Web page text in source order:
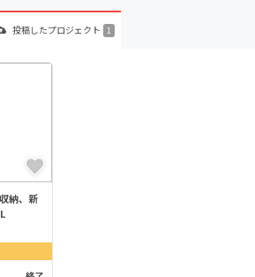
投稿したプロジェクト 1
納、新